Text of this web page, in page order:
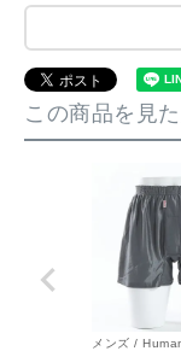
この商品を見
メンズ /